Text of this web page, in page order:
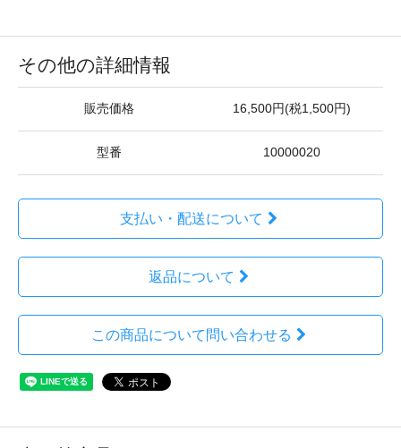
その他の詳細情報
販売価格 16,500円(税1,500円)
型番 10000020
支払い・配送について
返品について
この商品について問い合わせる